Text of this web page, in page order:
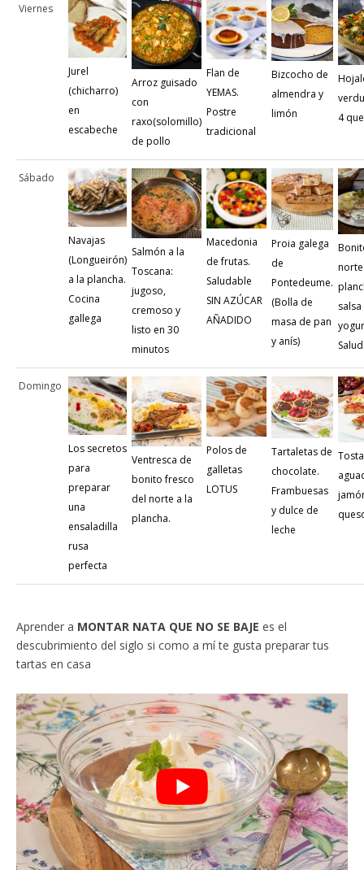
Viernes
Jurel
(chicharro)
en
escabeche
Arroz guisado
con
raxo(solomillo)
de pollo
Flan de
YEMAS.
Postre
tradicional
Bizcocho de
almendra y
limón
4
Sábado
Navajas
(Longueirón)
a la plancha.
Cocina
gallega
Salmón a la
Toscana:
jugoso,
cremoso y
listo en 30
minutos
Macedonia
de frutas.
Saludable
SIN AZÚCAR
AÑADIDO
Proia galega
de
Pontedeume.
(Bolla de
masa de pan
y anís)
Domingo
Los secretos
para
preparar
una
ensaladilla
rusa
perfecta
Ventresca de
bonito fresco
del norte a la
plancha.
Polos de
galletas
LOTUS
Tartaletas de
chocolate.
Frambuesas
y dulce de
leche
Aprender a MONTAR NATA QUE NO SE BAJE es el
descubrimiento del siglo si como a mí te gusta preparar tus
tartas en casa